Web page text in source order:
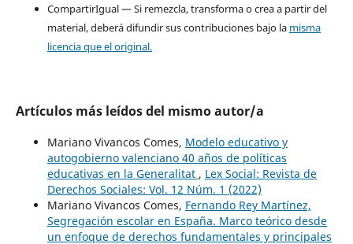
CompartirIgual — Si remezcla, transforma o crea a partir del
material, deberá difundir sus contribuciones bajo la misma
licencia que el original.
Artículos más leídos del mismo autor/a
Mariano Vivancos Comes, Modelo educativo y
autogobierno valenciano 40 años de políticas
educativas en la Generalitat , Lex Social: Revista de
Derechos Sociales: Vol. 12 Núm. 1 (2022)
Mariano Vivancos Comes, Fernando Rey Martínez,
Segregación escolar en España. Marco teórico desde
un enfoque de derechos fundamentales y principales